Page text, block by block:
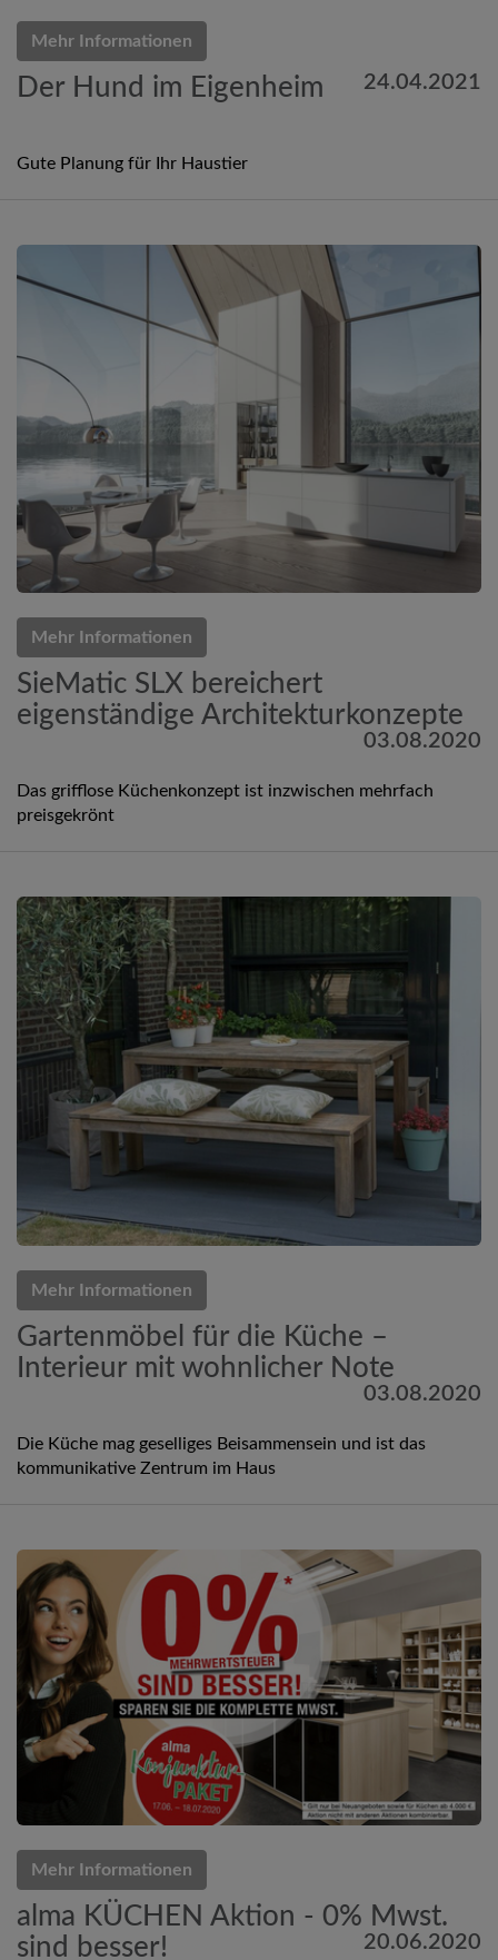
Mehr Informationen
Der Hund im Eigenheim 24.04.2021
Gute Planung für Ihr Haustier
Mehr Informationen
SieMatic SLX bereichert
eigenständige Architekturkonzepte
03.08.2020
Das grifflose Küchenkonzept ist inzwischen mehrfach
preisgekrönt
Mehr Informationen
Gartenmöbel für die Küche –
Interieur mit wohnlicher Note
03.08.2020
Die Küche mag geselliges Beisammensein und ist das
kommunikative Zentrum im Haus
Mehr Informationen
alma KÜCHEN Aktion - 0% Mwst.
sind besser!
20.06.2020